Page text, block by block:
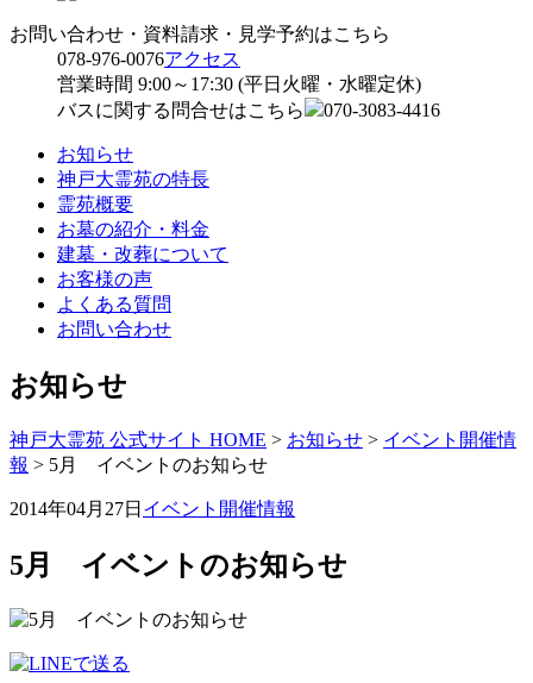
お問い合わせ・資料請求・見学予約はこちら
078-976-0076アクセス
営業時間 9:00～17:30 (平日火曜・水曜定休)
バスに関する問合せはこちら
070-3083-4416
お知らせ
神戸大霊苑の特長
霊苑概要
お墓の紹介・料金
建墓・改葬について
お客様の声
よくある質問
お問い合わせ
お知らせ
神戸大霊苑 公式サイト HOME > お知らせ > イベント開催情
報 > 5月 イベントのお知らせ
2014年04月27日 イベント開催情報
5月 イベントのお知らせ